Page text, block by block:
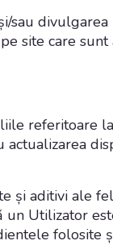
sau
site care sunt
referitoare
și aditivi ale
Utilizator
folosite